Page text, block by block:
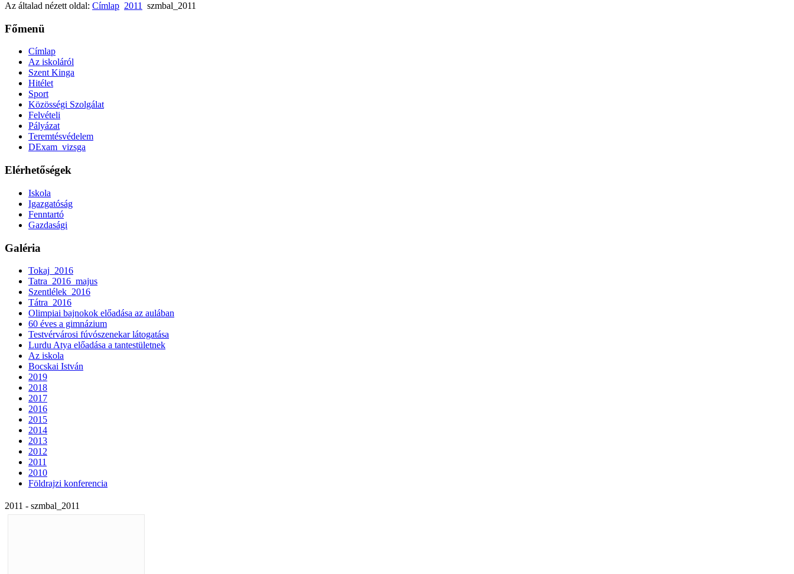
Az általad nézett oldal: Címlap 2011 szmbal_2011
Főmenü
Címlap
Az iskoláról
Szent Kinga
Hitélet
Sport
Közösségi Szolgálat
Felvételi
Pályázat
Teremtésvédelem
DExam_vizsga
Elérhetőségek
Iskola
Igazgatóság
Fenntartó
Gazdasági
Galéria
Tokaj_2016
Tatra_2016_majus
Szentlélek_2016
Tátra_2016
Olimpiai bajnokok előadása az aulában
60 éves a gimnázium
Testvérvárosi fúvószenekar látogatása
Lurdu Atya előadása a tantestületnek
Az iskola
Bocskai István
2019
2018
2017
2016
2015
2014
2013
2012
2011
2010
Földrajzi konferencia
2011 - szmbal_2011